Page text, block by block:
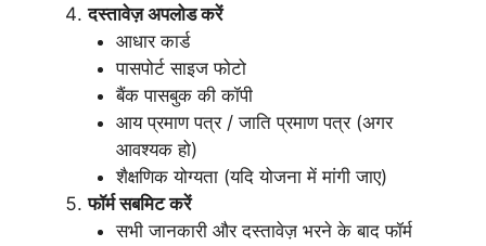
दस्तावेज़ अपलोड करें
आधार कार्ड
पासपोर्ट साइज फोटो
बैंक पासबुक की कॉपी
आय प्रमाण पत्र / जाति प्रमाण पत्र (अगर
आवश्यक हो)
शैक्षणिक योग्यता (यदि योजना में मांगी जाए)
फॉर्म सबमिट करें
सभी जानकारी और दस्तावेज़ भरने के बाद फॉर्म